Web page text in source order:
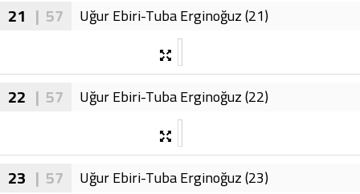
21 | 57 Uğur Ebiri-Tuba Erginoğuz (21)
22 | 57 Uğur Ebiri-Tuba Erginoğuz (22)
23 | 57 Uğur Ebiri-Tuba Erginoğuz (23)